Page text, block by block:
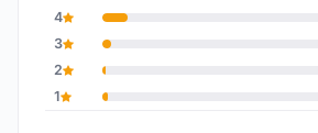
4
3
2
1